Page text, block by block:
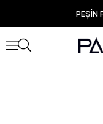
PEŞİN
TÜM
Yeni
Seçili